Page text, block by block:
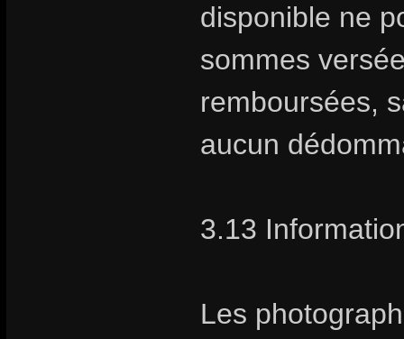
disponible ne
sommes
remboursées,
aucun
3.13
Les